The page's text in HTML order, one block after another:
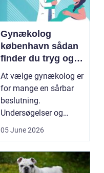
Gynækolog
københavn sådan
finder du tryg og
professionel hjælp
At vælge gynækolog er
for mange en sårbar
beslutning.
Undersøgelser og
behandlinger foregår i
05 June 2026